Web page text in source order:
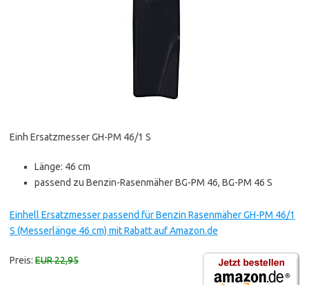
Einh Ersatzmesser GH-PM 46/1 S
Länge: 46 cm
passend zu Benzin-Rasenmäher BG-PM 46, BG-PM 46 S
Einhell Ersatzmesser passend für Benzin Rasenmäher GH-PM 46/1
S (Messerlänge 46 cm) mit Rabatt auf Amazon.de
Preis: EUR 22,95